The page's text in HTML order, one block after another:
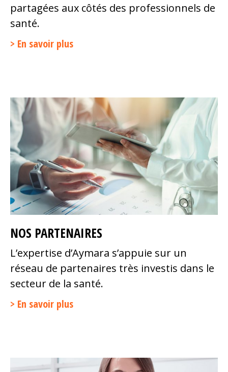
partagées aux côtés des professionnels de
santé.
En savoir plus
NOS PARTENAIRES
L’expertise d’Aymara s’appuie sur un
réseau de partenaires très investis dans le
secteur de la santé.
En savoir plus